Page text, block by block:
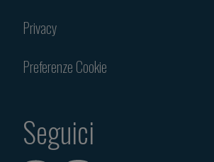
Privacy
Preferenze Cookie
Seguici